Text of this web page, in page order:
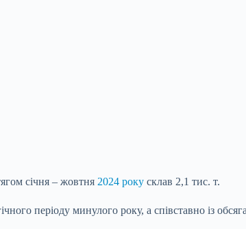
січня – жовтня 2024 року склав 2,1 тис. т.
періоду минулого року, а співставно із